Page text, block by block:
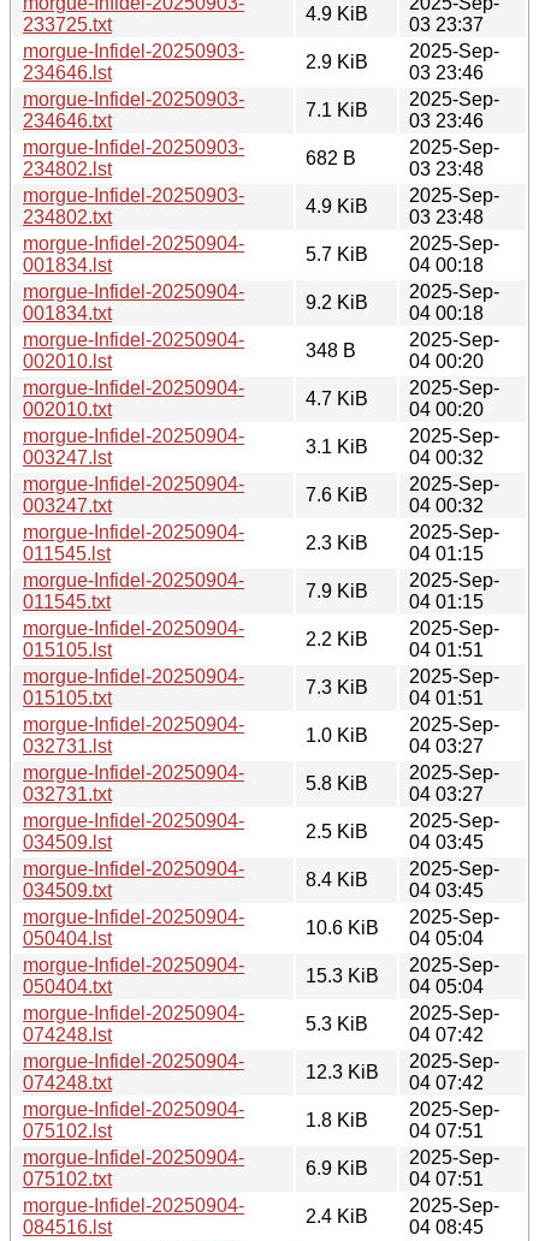
233725.txt
4.9 KiB
03 23:37
morgue-Infidel-20250903-
234646.lst
2.9 KiB
2025-Sep-
03 23:46
morgue-Infidel-20250903-
234646.txt
7.1 KiB
2025-Sep-
03 23:46
morgue-Infidel-20250903-
234802.lst
682 B
2025-Sep-
03 23:48
morgue-Infidel-20250903-
234802.txt
4.9 KiB
2025-Sep-
03 23:48
morgue-Infidel-20250904-
001834.lst
5.7 KiB
2025-Sep-
04 00:18
morgue-Infidel-20250904-
001834.txt
9.2 KiB
2025-Sep-
04 00:18
morgue-Infidel-20250904-
002010.lst
348 B
2025-Sep-
04 00:20
morgue-Infidel-20250904-
002010.txt
4.7 KiB
2025-Sep-
04 00:20
morgue-Infidel-20250904-
003247.lst
3.1 KiB
2025-Sep-
04 00:32
morgue-Infidel-20250904-
003247.txt
7.6 KiB
2025-Sep-
04 00:32
morgue-Infidel-20250904-
011545.lst
2.3 KiB
2025-Sep-
04 01:15
morgue-Infidel-20250904-
011545.txt
7.9 KiB
2025-Sep-
04 01:15
morgue-Infidel-20250904-
015105.lst
2.2 KiB
2025-Sep-
04 01:51
morgue-Infidel-20250904-
015105.txt
7.3 KiB
2025-Sep-
04 01:51
morgue-Infidel-20250904-
032731.lst
1.0 KiB
2025-Sep-
04 03:27
morgue-Infidel-20250904-
032731.txt
5.8 KiB
2025-Sep-
04 03:27
morgue-Infidel-20250904-
034509.lst
2.5 KiB
2025-Sep-
04 03:45
morgue-Infidel-20250904-
034509.txt
8.4 KiB
2025-Sep-
04 03:45
morgue-Infidel-20250904-
050404.lst
10.6 KiB
2025-Sep-
04 05:04
morgue-Infidel-20250904-
050404.txt
15.3 KiB
2025-Sep-
04 05:04
morgue-Infidel-20250904-
074248.lst
5.3 KiB
2025-Sep-
04 07:42
morgue-Infidel-20250904-
074248.txt
12.3 KiB
2025-Sep-
04 07:42
morgue-Infidel-20250904-
075102.lst
1.8 KiB
2025-Sep-
04 07:51
morgue-Infidel-20250904-
075102.txt
6.9 KiB
2025-Sep-
04 07:51
morgue-Infidel-20250904-
084516.lst
2.4 KiB
2025-Sep-
04 08:45